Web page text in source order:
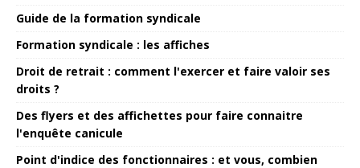
Guide de la formation syndicale
Formation syndicale : les affiches
Droit de retrait : comment l'exercer et faire valoir ses
droits ?
Des flyers et des affichettes pour faire connaitre
l'enquête canicule
Point d'indice des fonctionnaires : et vous, combien